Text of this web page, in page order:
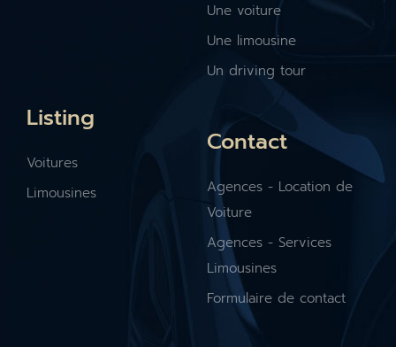
Une voiture
Une limousine
Un driving tour
Listing
Voitures
Limousines
Contact
Agences - Location de
Voiture
Agences - Services
Limousines
Formulaire de contact